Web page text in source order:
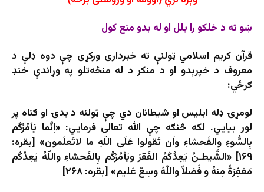
ښو ته د خلکو را بلل او له بدو منع کول
قرآن کريم اسلامي ټولنې ته خبرداری ورکړی چې دوه ډلې د
معروف د خپرېدو او د منکر د له منځه‌تلو په وړاندې خنډ
ګرځي:
لومړۍ ډله ابليس او شيطانان دي چې ټولنه د بدۍ او ګناه پر
لور بيايي. لکه څنګه چې الله تعالی فرمايي: «اِنَّما يَأمُرُكُم
بِالسُّوءِ والفَحشاءِ واَن تَقولوا عَلَى اللّهِ ما لاتَعلَمون» [بقره:
۱۶۹] «الشَّيطـنُ يَعِدُكُمُ الفَقرَ ويَأمُرُكُم بِالفَحشاءِ واللّهُ يَعِدُكُم
مَغفِرَةً مِنهُ و فَضلاً واللّهُ وسِعٌ عَليم» [بقره: ۲۶۸]